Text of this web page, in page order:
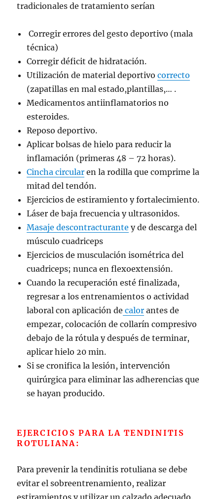
tradicionales de tratamiento serían
Corregir errores del gesto deportivo (mala
técnica)
Corregir déficit de hidratación.
Utilización de material deportivocorrecto
(zapatillas en mal estado,plantillas,… .
Medicamentos antiinflamatorios no
esteroides.
Reposo deportivo.
Aplicar bolsas de hielo para reducir la
inflamación (primeras 48 – 72 horas).
Cincha circular en la rodilla que comprime la
mitad del tendón.
Ejercicios de estiramiento y fortalecimiento.
Láser de baja frecuencia y ultrasonidos.
Masaje descontracturante y de descarga del
músculo cuadriceps
Ejercicios de musculación isométrica del
cuadriceps; nunca en flexoextensión.
Cuando la recuperación esté finalizada,
regresar a los entrenamientos o actividad
laboral con aplicación de calor antes de
empezar, colocación de collarín compresivo
debajo de la rótula y después de terminar,
aplicar hielo 20 min.
Si se cronifica la lesión, intervención
quirúrgica para eliminar las adherencias que
se hayan producido.
EJERCICIOS PARA LA TENDINITIS
ROTULIANA:
Para prevenir la tendinitis rotuliana se debe
evitar el sobreentrenamiento, realizar
estiramientos y utilizar un calzado adecuado.